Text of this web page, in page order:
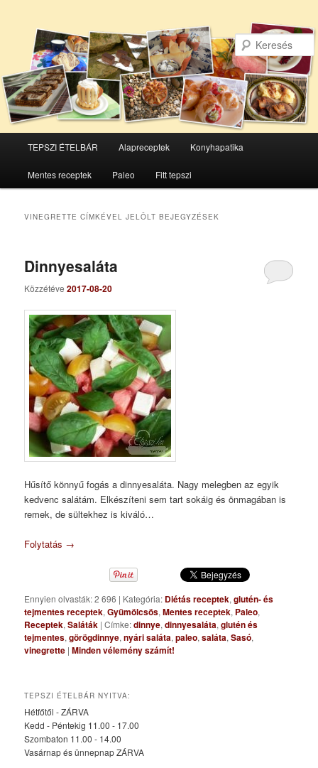
Tovább
az
Tovább
a
TEPSZI ÉTELBÁR Alapreceptek Konyhapatika
Mentes receptek Paleo Fitt tepszi
VINEGRETTE CÍMKÉVEL JELÖLT BEJEGYZÉSEK
Dinnyesaláta
Közzétéve2017-08-20
Hűsítő könnyű fogás a dinnyesaláta. Nagy melegben az egyik
kedvenc salátám. Elkészíteni sem tart sokáig és önmagában is
remek, de sültekhez is kiváló…
Folytatás →
Ennyien olvasták: 2 696 | Kategória: Diétás receptek,glutén- és
tejmentes receptek,Gyümölcsös,Mentes receptek, Paleo,
Receptek,Saláták |Címke:dinnye,dinnyesaláta,glutén és
tejmentes,görögdinnye,nyári saláta,paleo,saláta,Sasó,
vinegrette |Minden vélemény számít!
TEPSZI ÉTELBÁR NYITVA:
Hétfőtől - ZÁRVA
Kedd - Péntekig 11.00 - 17.00
Szombaton 11.00 - 14.00
Vasárnap és ünnepnap ZÁRVA